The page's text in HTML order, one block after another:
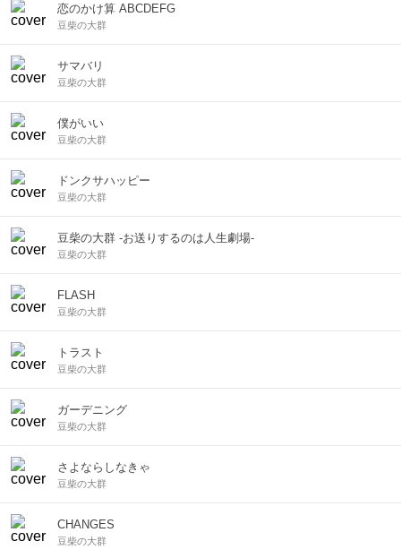
恋のかけ算 ABCDEFG
豆柴の大群
サマバリ
豆柴の大群
僕がいい
豆柴の大群
ドンクサハッピー
豆柴の大群
豆柴の大群 -お送りするのは人生劇場-
豆柴の大群
FLASH
豆柴の大群
トラスト
豆柴の大群
ガーデニング
豆柴の大群
さよならしなきゃ
豆柴の大群
CHANGES
豆柴の大群